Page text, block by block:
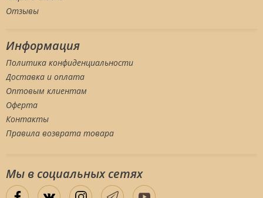
Отзывы
Информация
Политика конфиденциальности
Доставка и оплата
Оптовым клиентам
Оферта
Контакты
Правила возврата товара
Мы в социальных сетяx